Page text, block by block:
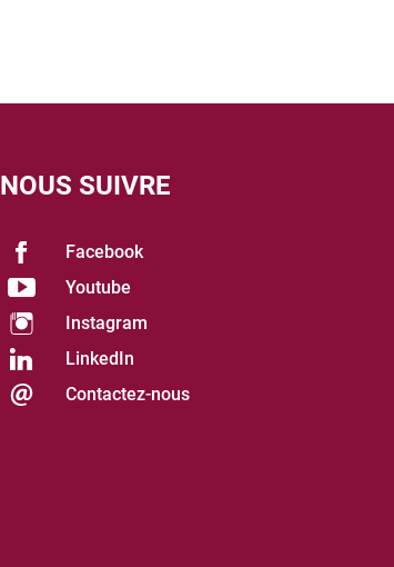
NOUS SUIVRE
Facebook
Youtube
Instagram
LinkedIn
Contactez-nous